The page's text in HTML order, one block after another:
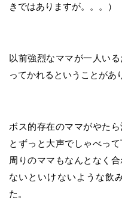
きではありますが。。。）
以前強烈なママが一人い
ってかれるということがあ
ボス的存在のママがやた
とずっと大声でしゃべっ
周りのママもなんとなく
ないといけないような飲
た。